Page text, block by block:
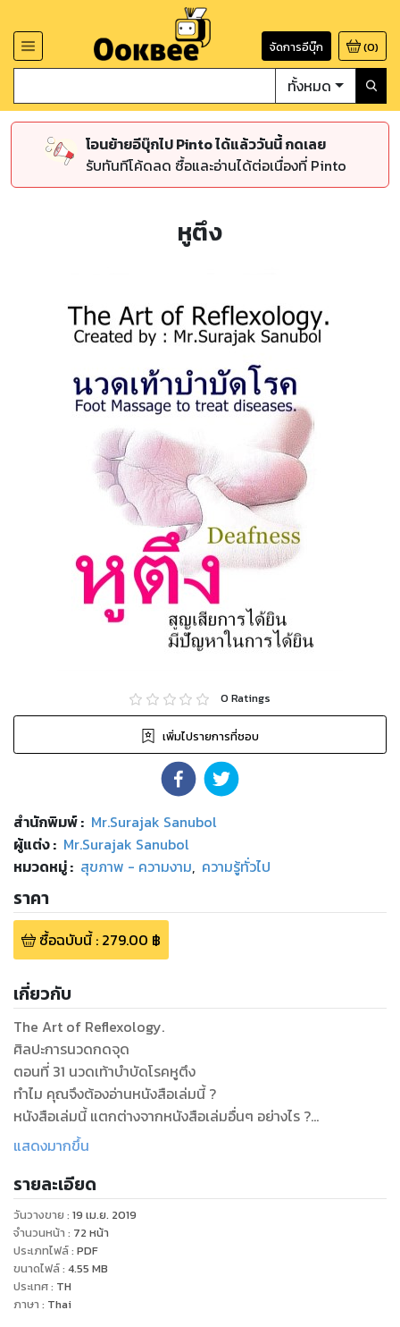
จัดการอีบุ๊ก (0)
ทั้งหมด
โอนย้ายอีบุ๊กไป Pinto ได้แล้ววันนี้ กดเลย
รับทันทีโค้ดลด ซื้อและอ่านได้ต่อเนื่องที่ Pinto
หูตึง
0 Ratings
เพิ่มไปรายการที่ชอบ
สำนักพิมพ์: Mr.Surajak Sanubol
ผู้แต่ง : Mr.Surajak Sanubol
หมวดหมู่: สุขภาพ - ความงาม, ความรู้ทั่วไป
ราคา
ซื้อฉบับนี้: 279.00 ฿
เกี่ยวกับ
The Art of Reflexology.
ศิลปะการนวดกดจุด
ตอนที่ 31 นวดเท้าบำบัดโรคหูตึง
ทำไม คุณจึงต้องอ่านหนังสือเล่มนี้ ?
หนังสือเล่มนี้ แตกต่างจากหนังสือเล่มอื่นๆ อย่างไร ?
คุณจะได้อะไร จากหนังสือเล่มนี้ ?
บำบัดโรคด้วยรูปแบบ วิถีแห่งธรรมชาติ บำบัด
คุณเคยได้รับการบำบัดรักษาด้วยยาแผนปัจจุบันแล้ว แต่อาการไม่
ดีขึ้น
คุณไม่ต้องการ ใช้ยา กินยา ฉีดยา ฯ คุณยังคงเฝ้ามองหา วิธีการ
ใหม่ๆ เพื่อทำการบำบัดรักษา แต่วิธีไหน ? จะเป็นวิธีที่ สะดวก สบาย
เรียบง่าย ปลอดภัย และไม่มีสารพิษตกค้าง หนังสือเล่มนี้ เปรียบ
แสดงมากขึ้น
รายละเอียด
วันวางขาย : 19 เม.ย. 2019
จำนวนหน้า : 72 หน้า
ประเภทไฟล์: PDF
ขนาดไฟล์: 4.55 MB
ประเทศ: TH
ภาษา : Thai